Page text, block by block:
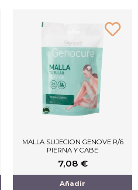
MALLA SUJECION GENOVE R/6
PIERNA Y CABE
7,08 €
Añadir